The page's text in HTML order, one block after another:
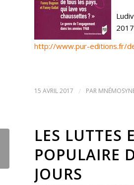
2017
http://www.pur-editions.fr/
15 AVRIL 2017 / PAR
LES LUTTES
POPULAIRE
JOURS